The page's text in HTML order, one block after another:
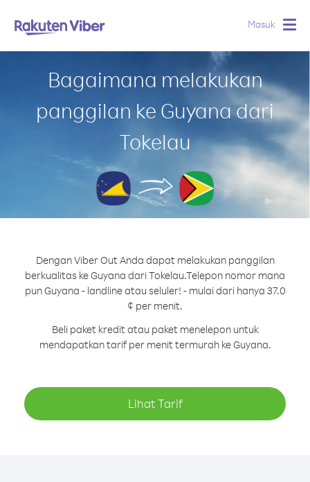
Masuk
Bagaimana melakukan
panggilan ke Guyana dari
Tokelau
Dengan Viber Out Anda dapat melakukan panggilan
berkualitas ke Guyana dari Tokelau.Telepon nomor mana
pun Guyana - landline atau seluler! - mulai dari hanya 37.0
¢ per menit.
Beli paket kredit atau paket menelepon untuk
mendapatkan tarif per menit termurah ke Guyana.
Lihat Tarif